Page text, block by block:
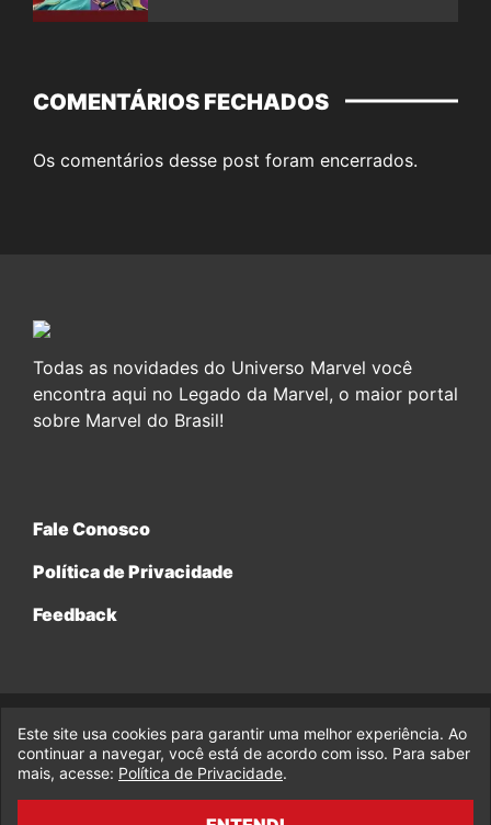
COMENTÁRIOS FECHADOS
Os comentários desse post foram encerrados.
Todas as novidades do Universo Marvel você
encontra aqui no Legado da Marvel, o maior portal
sobre Marvel do Brasil!
Fale Conosco
Política de Privacidade
Feedback
© 2017-2026 Legado da Marvel, uma empresa da Legado
Enterprises.
fabiolobo
Este site usa cookies para garantir uma melhor experiência. Ao
continuar a navegar, você está de acordo com isso. Para saber
mais, acesse: Política de Privacidade.